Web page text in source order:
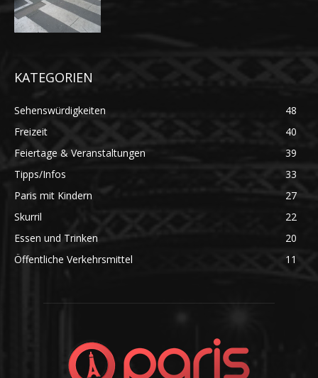
KATEGORIEN
Sehenswürdigkeiten
48
Freizeit
40
Feiertage & Veranstaltungen
39
Tipps/Infos
33
Paris mit Kindern
27
Skurril
22
Essen und Trinken
20
Öffentliche Verkehrsmittel
11